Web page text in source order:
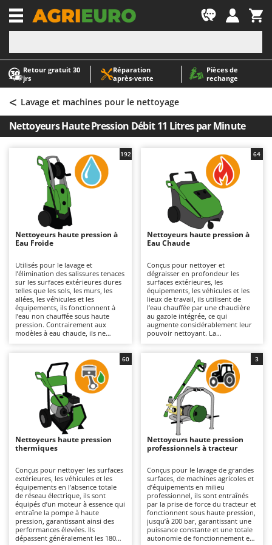
Retour gratuit 30
jrs
Réparation
après‑vente
Pièces de
rechange
-1
A
Abris de jardin
Accessoires pour tracteurs tondeuses autoportés
Aérateurs Scarificateurs pour gazon
Arracheuses de pommes de terre pour tracteur
Aspirateurs - Balais Électriques
Aspirateurs à cendres
Aspirateurs à feuilles sur roues
Aspirateurs de piscine
Aspirateurs Multifonctions
Atomiseurs agricoles pour tracteurs
Atomiseurs pour traitements
Autolaveuses
Autres produits
B
Balayeuses
Bancs de scie pour le bois - Scies à bûches
Barbecues
Bennes pour tracteur
Brosses pour sols extérieurs
Brouettes à moteur
Broyeurs à axe horizontal pour tracteur
Butteurs pour tracteur
C
Chargeurs de batterie - Démarreurs
Charrues pour tracteur
A
AgriEuro Premium
AgriEuro TOP-LINE
AGT
Aima
Airmec
AL-KO
ALA 2000
Alce
Alpina
Ama
Ambrogio Robot
Annovi Reverberi
ANTHBOT
Archman
Ardes
Argo
Ariete
Artus
Attila
Awelco
B
Baesso
Bahco
< Lavage et machines pour le nettoyage
Nettoyeurs Haute Pression Débit 11 Litres par Minute
Nettoyeurs haute pression à
Eau Froide
Utilisés pour le lavage et
l’élimination des salissures tenaces
sur les surfaces extérieures dures
telles que les sols, les murs, les
allées, les véhicules et les
équipements, ils fonctionnent à
l’eau non chauffée sous haute
pression. Contrairement aux
modèles à eau chaude, ils ne
plus maniables et plus simples à
utiliser ; c’est pourquoi ils sont
également les plus répandus et les
plus vendus. Ils couvrent un large
éventail d’utilisations, du bricolage
à un usage professionnel. Leur
capacité de travail varie en
fonction de la pression (bar) et du
débit (L/min), deux paramètres qui
déterminent le rendement horaire
et l’efficacité du nettoyage. Ils
conviennent aux surfaces de taille
travaux allant des interventions
légères aux utilisations plus
intensives. Disponibles en version
monophasée 230 V, triphasée 400
V ou à batterie, ils sont équipés de
pompes axiales ou linéaires
dotées de têtes en plastique, en
aluminium ou en laiton. Ils sont
utilisés dans les domaines
192
Nettoyeurs haute pression à
Eau Chaude
Conçus pour nettoyer et
dégraisser en profondeur les
surfaces extérieures, les
équipements, les véhicules et les
lieux de travail, ils utilisent de
l’eau chauffée par une chaudière
au gazole intégrée, ce qui
augmente considérablement leur
pouvoir nettoyant. La
graisses, les huiles et les résidus
tenaces avec une efficacité
supérieure à celle des modèles à
eau froide. Adaptés aux surfaces
de taille moyenne à grande ainsi
qu’aux très grandes surfaces, ils
offrent des résultats
professionnels et conviennent
particulièrement aux ateliers, aux
exploitations agricoles, au secteur
du bâtiment et à l’industrie.
Disponibles en version
400 V, ils doivent être raccordés
au réseau électrique au moyen
d’un câble, dont la longueur
détermine leur rayon d’action. Ils
sont équipés de pompes axiales
ou linéaires dotées de têtes en
aluminium ou en laiton, conçues
pour résister aux contraintes
élevées. Il est recommandé de
64
Nettoyeurs haute pression
thermiques
Conçus pour nettoyer les surfaces
extérieures, les véhicules et les
équipements en l’absence totale
de réseau électrique, ils sont
équipés d’un moteur à essence qui
entraîne la pompe à haute
pression, garantissant ainsi des
performances élevées. Ils
dépassent généralement les 180
60
Nettoyeurs haute pression
professionnels à tracteur
Conçus pour le lavage de grandes
surfaces, de machines agricoles et
d’équipements en milieu
professionnel, ils sont entraînés
par la prise de force du tracteur et
fonctionnent sous haute pression,
jusqu’à 200 bar, garantissant une
puissance constante et une totale
autonomie de fonctionnement en
3